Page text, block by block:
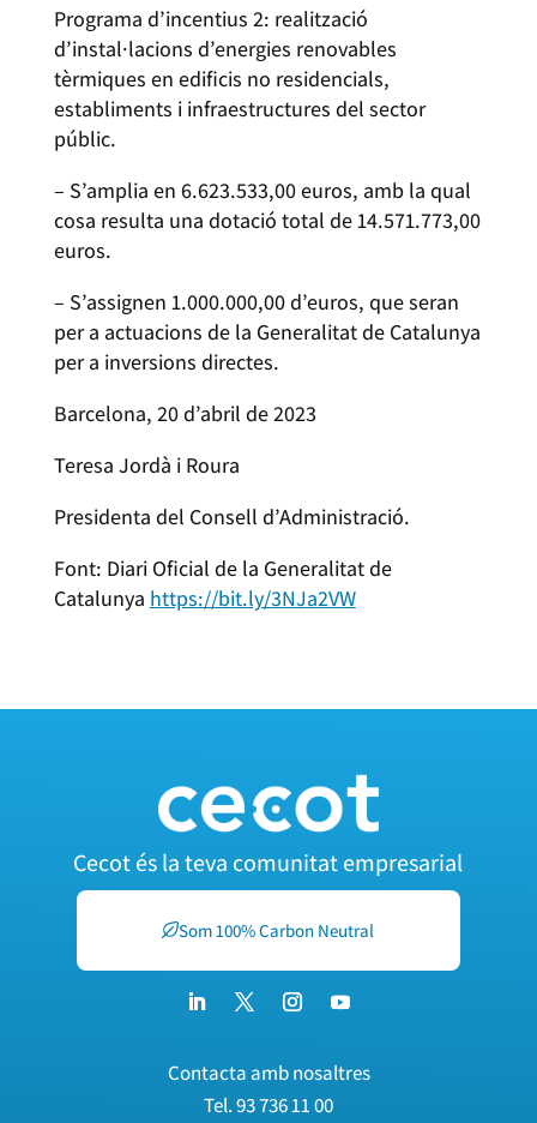
Programa d’incentius 2: realització
d’instal·lacions d’energies renovables
tèrmiques en edificis no residencials,
establiments i infraestructures del sector
públic.
– S’amplia en 6.623.533,00 euros, amb la qual
cosa resulta una dotació total de 14.571.773,00
euros.
– S’assignen 1.000.000,00 d’euros, que seran
per a actuacions de la Generalitat de Catalunya
per a inversions directes.
Barcelona, 20 d’abril de 2023
Teresa Jordà i Roura
Presidenta del Consell d’Administració.
Font: Diari Oficial de la Generalitat de
Catalunya https://bit.ly/3NJa2VW
Cecot és la teva comunitat empresarial
Som 100% Carbon Neutral
Contacta amb nosaltres
Tel.93 736 11 00